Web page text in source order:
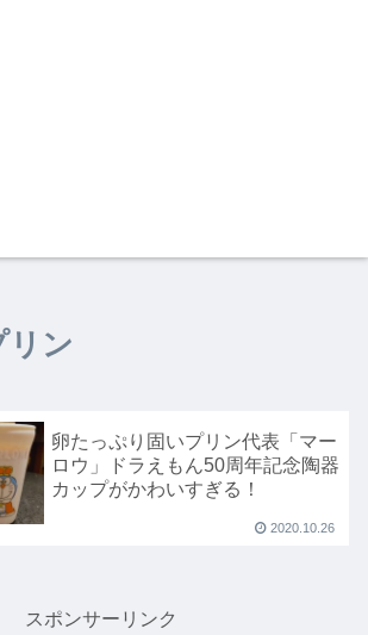
リン
卵たっぷり固いプリン代表「マー
ロウ」ドラえもん50周年記念陶器
カップがかわいすぎる！
2020.10.26
スポンサーリンク